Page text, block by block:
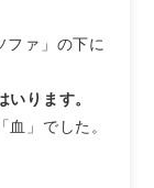
ファ」の下に
ります。
血」でした。